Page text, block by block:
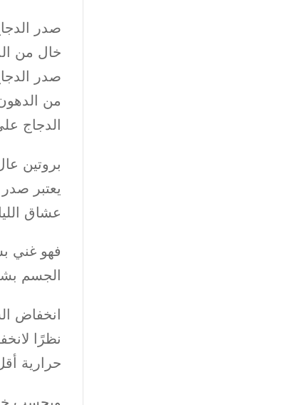
صدر
خال من
صدر
من
الدجاج
بروتين
يعتبر
عشاق
فهو غني
الجسم
انخفاض
نظرًا
حرارية